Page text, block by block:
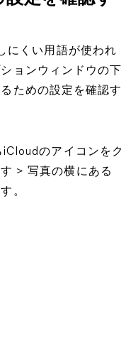
にくい用語が使われ
ョンウィンドウの下
ための設定を確認す
のアイコンをク
> 写真の横にある
。